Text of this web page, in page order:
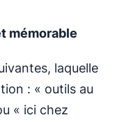
mémorable
laquelle
: « outils au
« ici chez